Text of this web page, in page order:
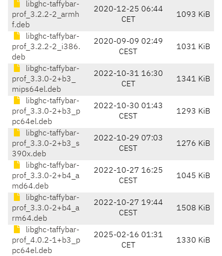
libghc-taffybar-
prof_3.2.2-2_armh
f.deb
2020-12-25 06:44
CET
1093 KiB
libghc-taffybar-
prof_3.2.2-2_i386.
deb
2020-09-09 02:49
CEST
1031 KiB
libghc-taffybar-
prof_3.3.0-2+b3_
mips64el.deb
2022-10-31 16:30
CET
1341 KiB
libghc-taffybar-
prof_3.3.0-2+b3_p
pc64el.deb
2022-10-30 01:43
CEST
1293 KiB
libghc-taffybar-
prof_3.3.0-2+b3_s
390x.deb
2022-10-29 07:03
CEST
1276 KiB
libghc-taffybar-
prof_3.3.0-2+b4_a
md64.deb
2022-10-27 16:25
CEST
1045 KiB
libghc-taffybar-
prof_3.3.0-2+b4_a
rm64.deb
2022-10-27 19:44
CEST
1508 KiB
libghc-taffybar-
prof_4.0.2-1+b3_p
pc64el.deb
2025-02-16 01:31
CET
1330 KiB